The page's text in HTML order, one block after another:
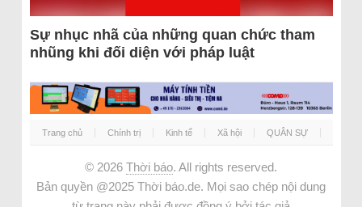
Sự nhục nhã của những quan chức tham
nhũng khi đối diện với pháp luật
Trang chủ Chính trị Kinh tế Xã hội QUÂN SỰ
© 2026 Thời báo. All rights reserved.
Bản quyền @2025 Thời báo.de. Mọi sao chép nội dung